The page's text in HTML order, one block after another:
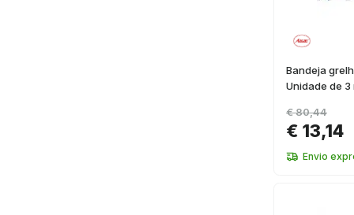
Bandeja
Unidade de 3
€ 13,14
€ 80,44
Envio